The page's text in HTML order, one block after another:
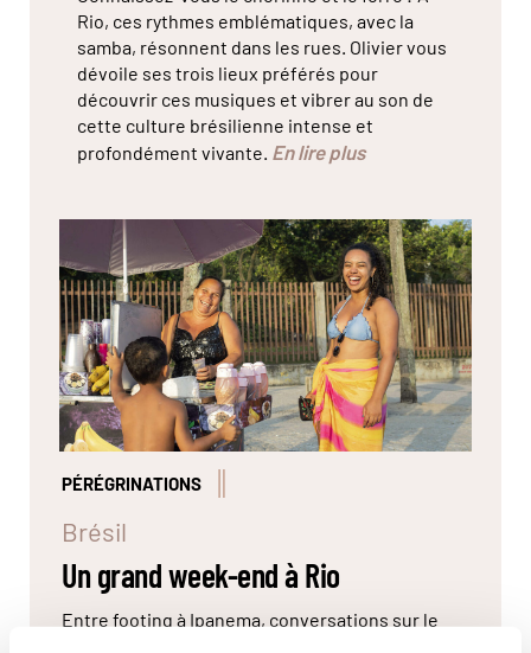
Rio, ces rythmes emblématiques, avec la
samba, résonnent dans les rues. Olivier vous
dévoile ses trois lieux préférés pour
découvrir ces musiques et vibrer au son de
cette culture brésilienne intense et
profondément vivante. En lire plus
© Marta Nascimento/Réa
PÉRÉGRINATIONS
Brésil
Un grand week-end à Rio
Entre footing à Ipanema, conversations sur le